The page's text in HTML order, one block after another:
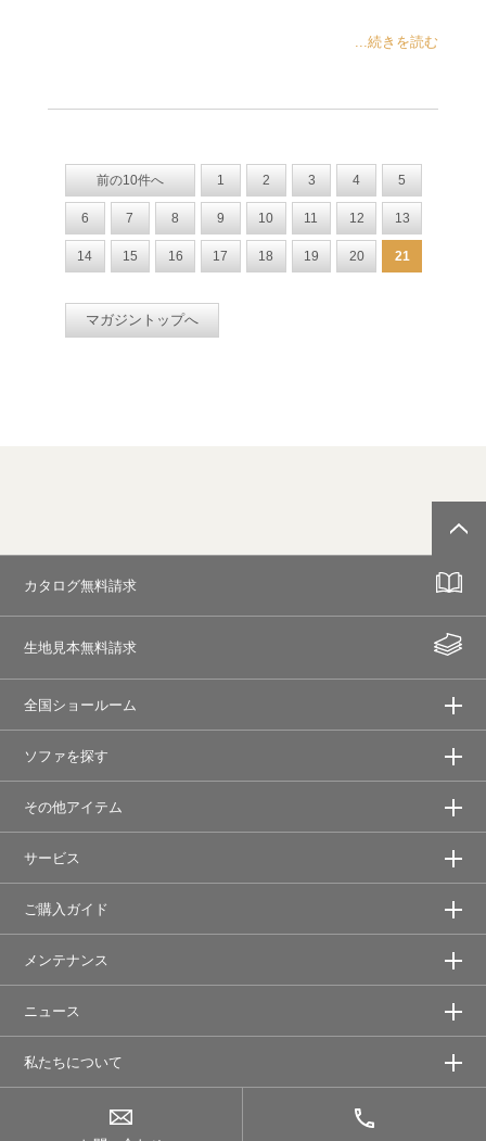
...続きを読む
前の10件へ 1 2 3 4 5
6 7 8 9 10 11 12 13
14 15 16 17 18 19 20 21
マガジントップへ
カタログ無料請求
生地見本無料請求
全国ショールーム
ソファを探す
その他アイテム
サービス
ご購入ガイド
メンテナンス
ニュース
私たちについて